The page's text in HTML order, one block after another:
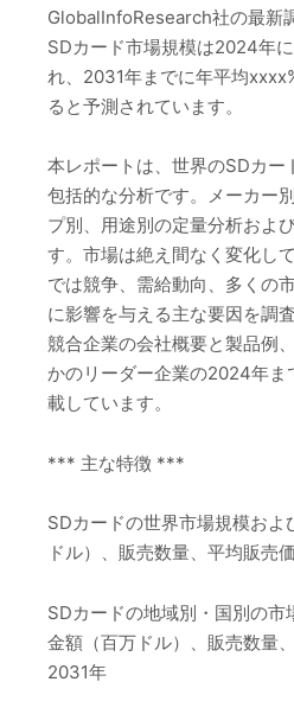
GlobalInfoResearch社の最新
SDカード市場規模は2024年
れ、2031年までに年平均
ると予測されています。
本レポートは、世界のSDカー
包括的な分析です。メーカー
プ別、用途別の定量分析およ
す。市場は絶え間なく変化し
では競争、需給動向、多くの
に影響を与える主な要因を調
競合企業の会社概要と製品例
かのリーダー企業の2024年ま
載しています。
*** 主な特徴 ***
SDカードの世界市場規模お
ドル）、販売数量、平均販売
SDカードの地域別・国別の
金額（百万ドル）、販売数量
2031年